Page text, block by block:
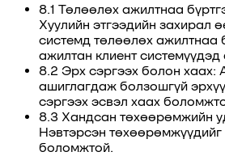
8.1 Төлөөлөх ажилтнаа
Хуулийн этгээдийн захирал
системд төлөөлөх ажилтнаа
ажилтан клиент
8.2 Эрх сэргээх болон хаах:
ашиглагдаж болзошгүй
сэргээх эсвэл хаах
8.3 Хандсан төхөөрөмжийн
Нэвтэрсэн
боломжтой.